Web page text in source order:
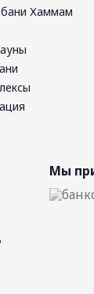
Хаммам
Мы